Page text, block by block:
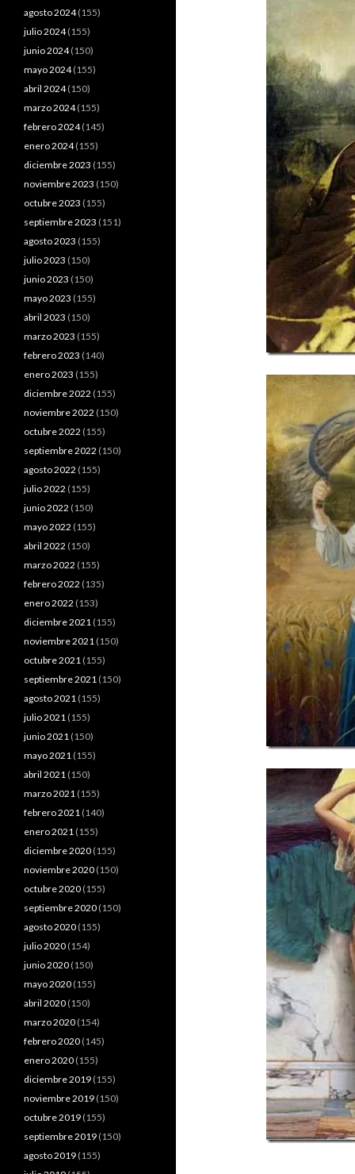
agosto 2024(155)
julio 2024(155)
junio 2024(150)
mayo 2024(155)
abril 2024(150)
marzo 2024(155)
febrero 2024(145)
enero 2024(155)
diciembre 2023 (155)
noviembre 2023 (150)
octubre 2023 (155)
septiembre 2023 (151)
agosto 2023 (155)
julio 2023 (150)
junio 2023 (150)
mayo 2023 (155)
abril 2023 (150)
marzo 2023 (155)
febrero 2023 (140)
enero 2023 (155)
diciembre 2022 (155)
noviembre 2022 (150)
octubre 2022 (155)
septiembre 2022 (150)
agosto 2022 (155)
julio 2022 (155)
junio 2022 (150)
mayo 2022 (155)
abril 2022 (150)
marzo 2022 (155)
febrero 2022 (135)
enero 2022 (153)
diciembre 2021 (155)
noviembre 2021 (150)
octubre 2021 (155)
septiembre 2021 (150)
agosto 2021 (155)
julio 2021 (155)
junio 2021 (150)
mayo 2021 (155)
abril 2021 (150)
marzo 2021 (155)
febrero 2021 (140)
enero 2021 (155)
diciembre 2020 (155)
noviembre 2020 (150)
octubre 2020 (155)
septiembre 2020 (150)
agosto 2020 (155)
julio 2020 (154)
junio 2020 (150)
mayo 2020 (155)
abril 2020 (150)
marzo 2020 (154)
febrero 2020 (145)
enero 2020 (155)
diciembre 2019 (155)
noviembre 2019 (150)
octubre 2019 (155)
septiembre 2019 (150)
agosto 2019 (155)